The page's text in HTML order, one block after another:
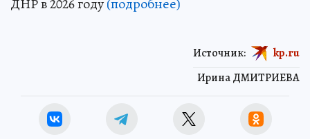
ДНР в 2026 году(подробнее)
Ирина ДМИТРИЕВА
Источник: kp.ru